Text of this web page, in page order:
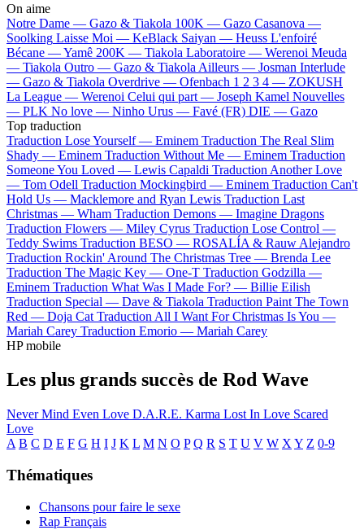
On aime
Notre Dame — Gazo & Tiakola 100K — Gazo Casanova —
Soolking Laisse Moi — KeBlack Saiyan — Heuss L'enfoiré
Bécane —Yamê 200K — Tiakola Laboratoire — Werenoi Meuda
— Tiakola Outro — Gazo & Tiakola Ailleurs — Josman Interlude
— Gazo & Tiakola Overdrive — Ofenbach 1 2 3 4 — ZOKUSH
La League — Werenoi Celui qui part — Joseph Kamel Nouvelles
— PLK No love — Ninho Urus — Favé (FR) DIE — Gazo
Top traduction
Traduction Lose Yourself — Eminem Traduction The Real Slim
Shady — Eminem Traduction Without Me — Eminem Traduction
Someone You Loved — Lewis Capaldi Traduction Another Love
— Tom Odell Traduction Mockingbird — Eminem Traduction Can't
Hold Us — Macklemore and Ryan Lewis Traduction Last
Christmas — Wham Traduction Demons — Imagine Dragons
Traduction Flowers — Miley Cyrus Traduction Lose Control —
Teddy Swims Traduction BESO — ROSALÍA & Rauw Alejandro
Traduction Rockin' Around The Christmas Tree — Brenda Lee
Traduction The Magic Key — One-T Traduction Godzilla —
Eminem Traduction What Was I Made For? — Billie Eilish
Traduction Special — Dave & Tiakola Traduction Paint The Town
Red — Doja Cat Traduction All I Want For Christmas Is You —
Mariah Carey Traduction Emorio — Mariah Carey
HP mobile
Les plus grands succès de Rod Wave
Never Mind Even Love D.A.R.E. Karma Lost In Love Scared
Love
A B C D E F G H I J K L M N O P Q R S T U V W X Y Z 0-9
Thématiques
Chansons pour faire le sexe
Rap Français